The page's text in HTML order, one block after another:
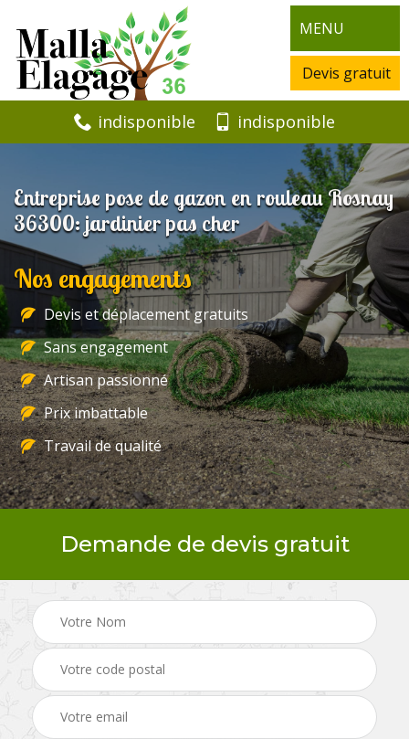
MENU
Devis gratuit
indisponible indisponible
Entreprise pose de gazon en rouleau Rosnay
36300: jardinier pas cher
Nos engagements
Devis et déplacement gratuits
Sans engagement
Artisan passionné
Prix imbattable
Travail de qualité
Demande de devis gratuit